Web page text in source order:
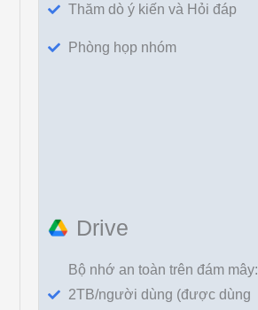
Thăm dò ý kiến và Hỏi đáp
Phòng họp nhóm
Drive
Bộ nhớ an toàn trên đám mây:
2TB/người dùng (được dùng